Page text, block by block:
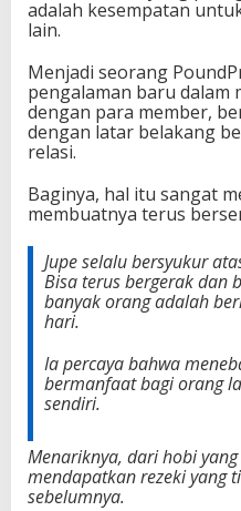
adalah kesempatan
lain.
Menjadi seorang
pengalaman baru dalam
dengan para member,
dengan latar belakang
relasi.
Baginya, hal itu sangat
membuatnya terus
Jupe selalu bersyukur
Bisa terus bergerak dan
banyak orang adalah
hari.
Ia percaya bahwa
bermanfaat bagi orang
sendiri.
Menariknya, dari hobi
mendapatkan rezeki yang
sebelumnya.